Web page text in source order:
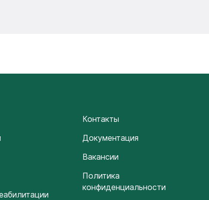
Контакты
Документация
Вакансии
Политика
конфиденциальности